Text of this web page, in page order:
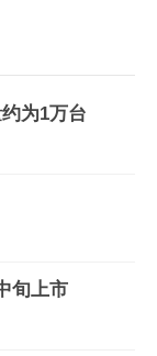
为1万台
旬上市